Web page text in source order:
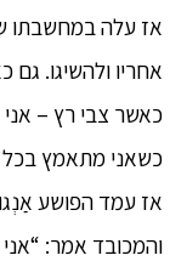
אז עלה במחשבתו
אחריו ולהשיגו. גם
כאשר צבי רץ – אני
כשאני מתאמץ בכל
אז עמד הפושע
והמכובד אמר: